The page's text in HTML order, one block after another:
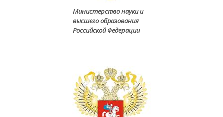
Министерство науки и
высшего образования
Российской Федерации